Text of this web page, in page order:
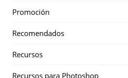
Promoción
Recomendados
Recursos
Recursos para Photoshop